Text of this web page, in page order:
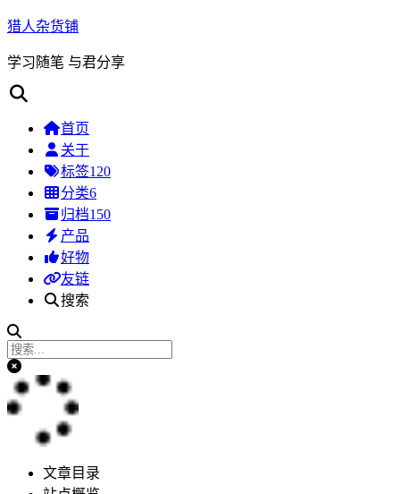
猎人杂货铺
学习随笔 与君分享
首页
关于
标签120
分类6
归档150
产品
好物
友链
搜索
文章目录